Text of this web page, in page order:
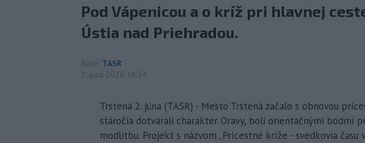
Pod Vápenicou a o kríž pri hlavnej
Ústia nad Priehradou.
Autor TASR
2. júna 2026 16:34
Trstená 2. júna (TASR) - Mesto Trstená začalo s obnovou
stáročia dotvárali charakter Oravy, boli orientačnými bodmi
modlitbu. Projekt s názvom „Prícestné kríže - svedkovia času